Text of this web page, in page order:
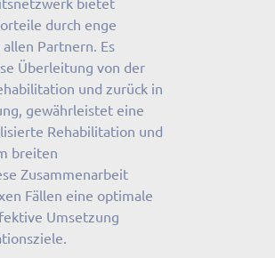
durch enge
Partnern. Es
Überleitung von der
und zurück in
gewährleistet eine
Rehabilitation und
breiten
Zusammenarbeit
Fällen eine optimale
Umsetzung